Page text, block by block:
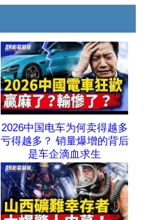
2026中国电车为何卖得越多
亏得越多？ 销量爆增的背后
是车企滴血求生